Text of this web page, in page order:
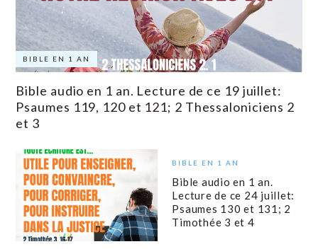
BIBLE EN 1 AN
Bible audio en 1 an. Lecture de ce 19 juillet:
Psaumes 119, 120 et 121; 2 Thessaloniciens 2
et 3
BIBLE EN 1 AN
Bible audio en 1 an.
Lecture de ce 24 juillet:
Psaumes 130 et 131; 2
Timothée 3 et 4